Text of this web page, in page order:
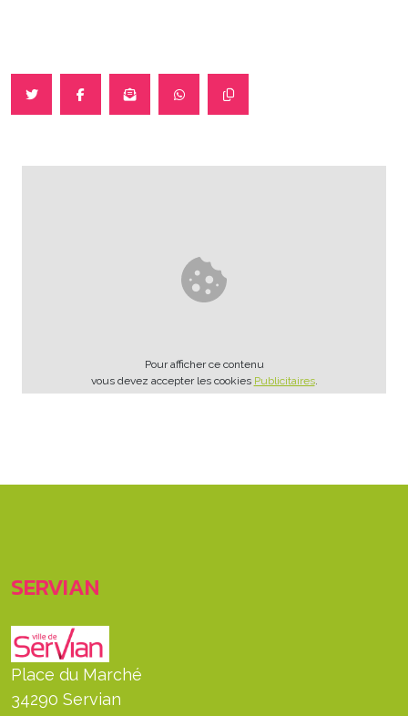
Pour afficher ce contenu
vous devez accepter les cookies Publicitaires.
SERVIAN
Place du Marché
34290 Servian